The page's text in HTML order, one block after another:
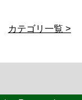
カテゴリ一覧 >